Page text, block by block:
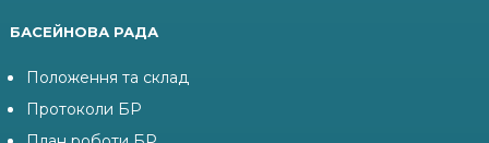
БАСЕЙНОВА РАДА
Положення та склад
Протоколи БР